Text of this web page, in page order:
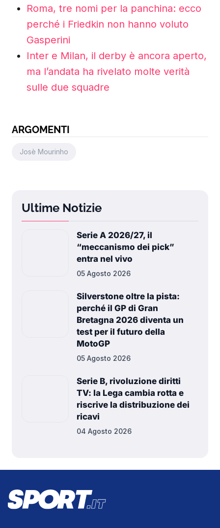
Roma, tre nomi per la panchina: ecco
perché i Friedkin non hanno voluto
Gasperini
Inter e Milan, il derby è ancora aperto,
ma l’andata ha rivelato molte verità
sulle due squadre
ARGOMENTI
Josè Mourinho
Ultime Notizie
Serie A 2026/27, il
“meccanismo dei pick”
entra nel vivo
05 Agosto 2026
Silverstone oltre la pista:
perché il GP di Gran
Bretagna 2026 diventa un
test per il futuro della
MotoGP
05 Agosto 2026
Serie B, rivoluzione diritti
TV: la Lega cambia rotta e
riscrive la distribuzione dei
ricavi
04 Agosto 2026